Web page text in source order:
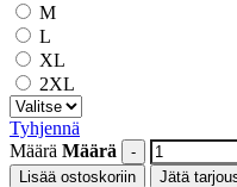
M
L
XL
2XL
Tyhjennä
Määrä Määrä
Lisää ostoskoriin Jätä